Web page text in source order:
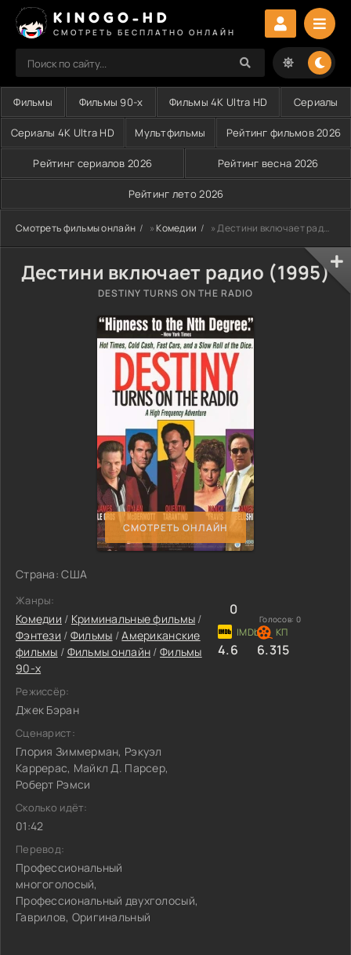
KINOGO-HD
СМОТРЕТЬ БЕСПЛАТНО ОНЛАЙН
Фильмы Фильмы 90-х Фильмы 4K Ultra HD Сериалы
Сериалы 4K Ultra HD Мультфильмы Рейтинг фильмов 2026
Рейтинг сериалов 2026 Рейтинг весна 2026
Рейтинг лето 2026
Смотреть фильмы онлайн »Комедии » Дестини включает радио (1995)
Дестини включает радио (1995)
DESTINY TURNS ON THE RADIO
СМОТРЕТЬ ОНЛАЙН
Страна: США
Жанры:
Комедии / Криминальные фильмы /
Фэнтези / Фильмы /Американские
фильмы / Фильмы онлайн /Фильмы
90-х
Режиссёр:
Джек Бэран
Сценарист:
Глория Зиммерман, Рэкуэл
Каррерас, Майкл Д. Парсер,
Роберт Рэмси
Сколько идёт:
01:42
Перевод:
Профессиональный
многоголосый,
Профессиональный двухголосый,
Гаврилов, Оригинальный
0
Голосов: 0
4.6 6.315